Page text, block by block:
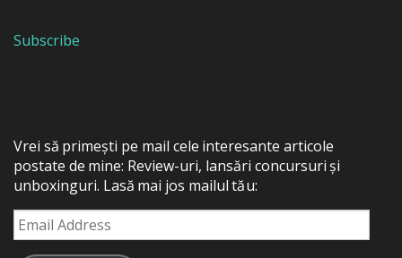
Subscribe
Vrei să primești pe mail cele interesante articole
postate de mine: Review-uri, lansări concursuri și
unboxinguri. Lasă mai jos mailul tău:
Email
Address